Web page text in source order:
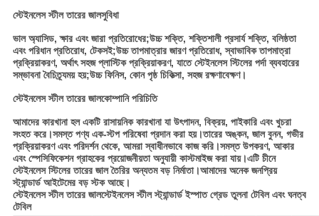
স্টেইনলেস স্টীল তারের জালসুবিধা
ভাল অ্যাসিড, ক্ষার এবং জারা প্রতিরোধের;উচ্চ শক্তি, শক্তিশালী প্রসার্য শক্তি, বলিষ্ঠতা
এবং পরিধান প্রতিরোধ, টেকসই;উচ্চ তাপমাত্রার জারণ প্রতিরোধ, স্বাভাবিক তাপমাত্রা
প্রক্রিয়াকরণ, অর্থাৎ সহজ প্লাস্টিক প্রক্রিয়াকরণ, যাতে স্টেইনলেস স্টিলের পর্দা ব্যবহারের
সম্ভাবনা বৈচিত্র্যময় হয়;উচ্চ ফিনিস, কোন পৃষ্ঠ চিকিত্সা, সহজ রক্ষণাবেক্ষণ।
স্টেইনলেস স্টীল তারের জালকোম্পানি পরিচিতি
আমাদের কারখানা হল একটি রাসায়নিক কারখানা যা উৎপাদন, বিক্রয়, পাইকারি এবং খুচরা
সংহত করে।সমস্ত পণ্য এক-স্টপ পরিষেবা প্রদান করা হয়।তারের অঙ্কন, জাল বুনন, গভীর
প্রক্রিয়াকরণ এবং পরিদর্শন থেকে, আমরা স্বাধীনভাবে কাজ করি।সমস্ত উপকরণ, আকার
এবং স্পেসিফিকেশন গ্রাহকের প্রয়োজনীয়তা অনুযায়ী কাস্টমাইজ করা যায়।এটি চীনে
স্টেইনলেস স্টিলের তারের জাল তৈরির অন্যতম বড় নির্মাতা।আমাদের অনেক জনপ্রিয়
স্ট্যান্ডার্ড আইটেমের বড় স্টক আছে।
স্টেইনলেস স্টীল তারের জালস্টেইনলেস স্টীল স্ট্যান্ডার্ড ইস্পাত গ্রেড তুলনা টেবিল এবং ঘনত্ব
টেবিল